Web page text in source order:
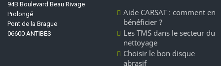
94B Boulevard Beau Rivage
Prolongé
Pont de la Brague
06600 ANTIBES
Aide CARSAT : comment en
bénéficier ?
Les TMS dans le secteur du
nettoyage
Choisir le bon disque
abrasif